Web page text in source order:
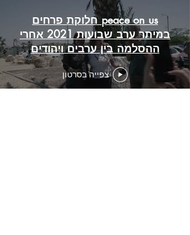
peace on us חלוקת פרחים
במיתר ערב שבועות 2021 אחרי
ההסלמה בין ערבים ויהודים
בישראל
צפייה בסרטון